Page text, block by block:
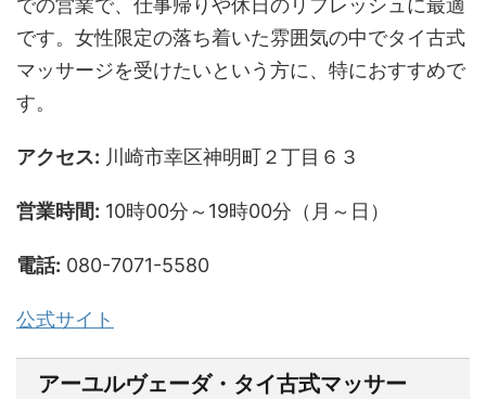
での営業で、仕事帰りや休日のリフレッシュに最適
です。女性限定の落ち着いた雰囲気の中でタイ古式
マッサージを受けたいという方に、特におすすめで
す。
アクセス: 川崎市幸区神明町２丁目６３
営業時間: 10時00分～19時00分（月～日）
電話: 080-7071-5580
公式サイト
アーユルヴェーダ・タイ古式マッサー